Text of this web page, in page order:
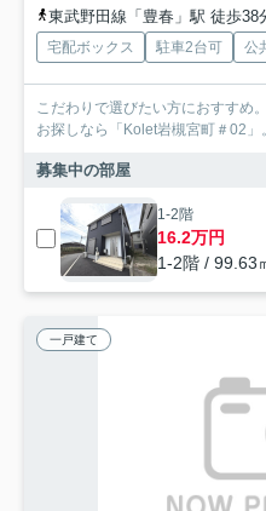
東武野田線「豊春」駅 徒歩38
宅配ボックス 駐車2台可 公
こだわりで選びたい方におすすめ
お探しなら「Kolet岩槻宮町＃02」
募集中の部屋
1-2階
16.2万円
1-2階 / 99.63
一戸建て